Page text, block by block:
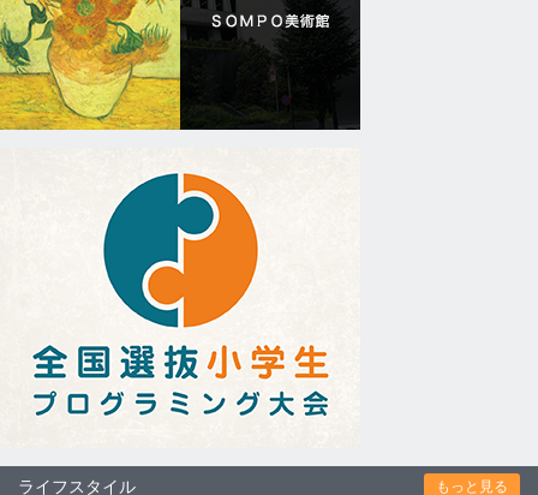
ライフスタイル もっと見る